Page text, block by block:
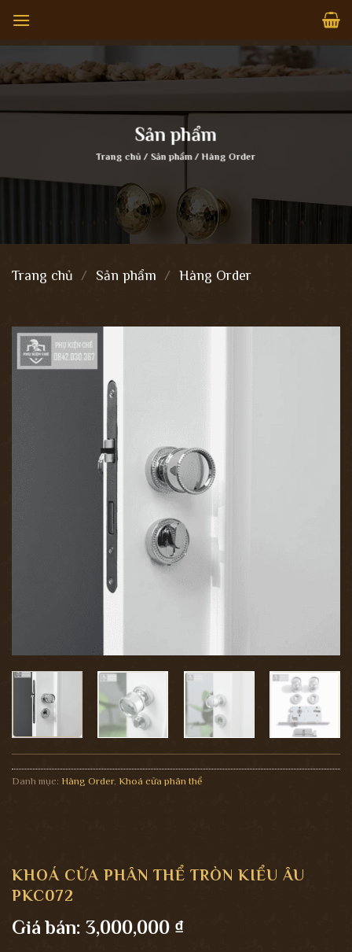
qua
nội
dung
Sản phẩm
Trang chủ / Sản phẩm / Hàng Order
Trang chủ / Sản phẩm / Hàng Order
Danh mục: Hàng Order, Khoá cửa phân thể
KHOÁ CỬA PHÂN THỂ TRÒN KIỂU ÂU
PKC072
Giá bán: 3,000,000 ₫